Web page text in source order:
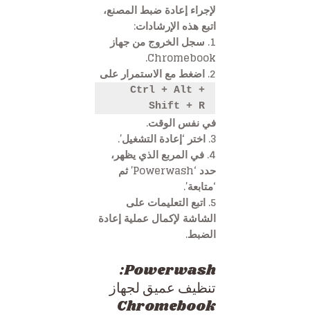
لإجراء إعادة ضبط المصنع،
اتبع هذه الإرشادات:
1. سجل الخروج من جهاز
Chromebook.
2. اضغط مع الاستمرار على
Ctrl + Alt +
Shift + R
في نفس الوقت.
3. اختر ‘إعادة التشغيل’.
4. في المربع الذي يظهر،
حدد ‘Powerwash’ ثم
‘متابعة’.
5. اتبع التعليمات على
الشاشة لإكمال عملية إعادة
الضبط.
Powerwash:
تنظيف عميق لجهاز
Chromebook